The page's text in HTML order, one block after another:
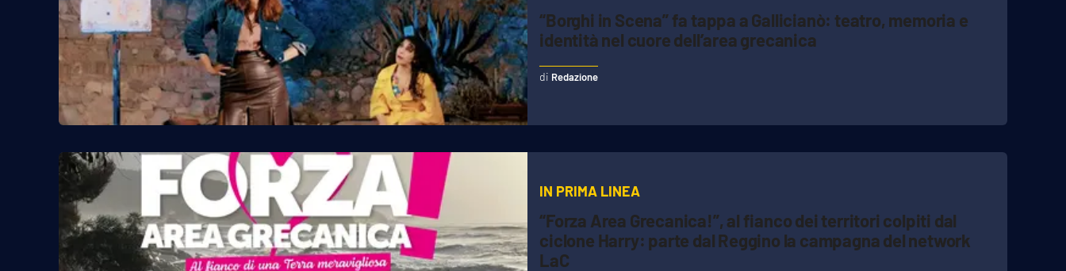
Reggio Calabria
“Borghi in Scena” fa tappa a Gallicianò: teatro, memoria e
identità nel cuore dell’area grecanica
Redazione
IN PRIMA LINEA
“Forza Area Grecanica!”, al fianco dei territori colpiti dal
ciclone Harry: parte dal Reggino la campagna del network
LaC